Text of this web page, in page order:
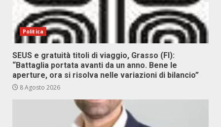
Politica
SEUS e gratuità titoli di viaggio, Grasso (FI):
“Battaglia portata avanti da un anno. Bene le
aperture, ora si risolva nelle variazioni di bilancio”
8 Agosto 2026